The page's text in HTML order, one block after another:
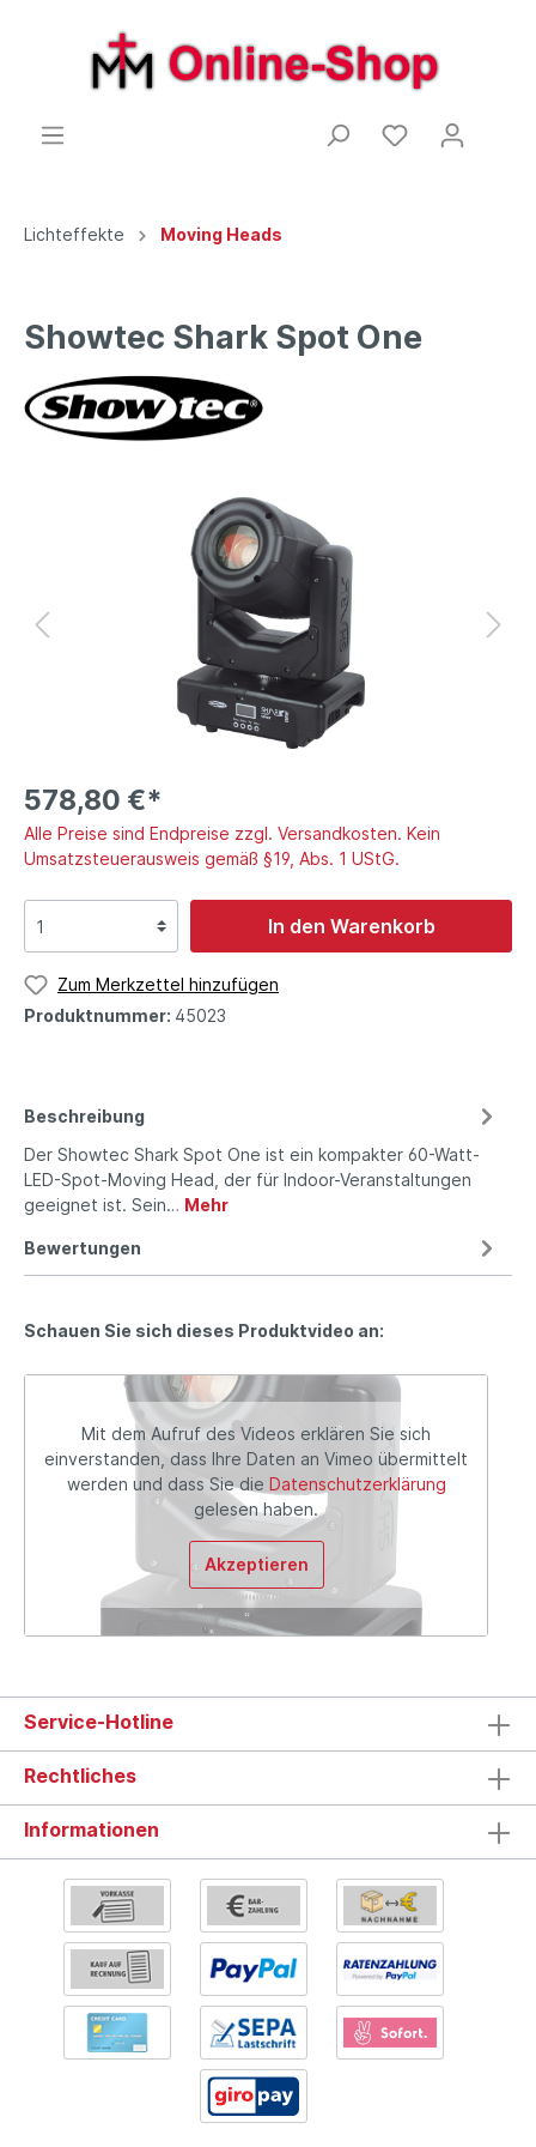
Lichteffekte Moving Heads
Showtec Shark Spot One
578,80 €*
Alle Preise sind Endpreise zzgl. Versandkosten. Kein
Umsatzsteuerausweis gemäß §19, Abs. 1 UStG.
In den Warenkorb
Zum Merkzettel hinzufügen
Produktnummer: 45023
Beschreibung
Der Showtec Shark Spot One ist ein kompakter 60-Watt-
LED-Spot-Moving Head, der für Indoor-Veranstaltungen
geeignet ist. Sein… Mehr
Bewertungen
Schauen Sie sich dieses Produktvideo an:
Mit dem Aufruf des Videos erklären Sie sich
einverstanden, dass Ihre Daten an Vimeo übermittelt
werden und dass Sie die Datenschutzerklärung
gelesen haben.
Akzeptieren
Service-Hotline
Rechtliches
Informationen